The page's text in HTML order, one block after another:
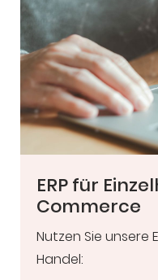
ERP für
Commerce
Nutzen Sie unsere
Handel: